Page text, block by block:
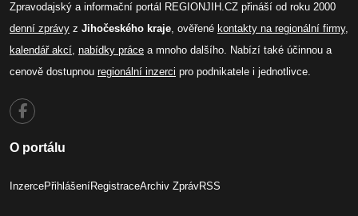
Zpravodajský a informační portál REGIONJIH.CZ přináší od roku 2000
denní zprávy z Jihočeského kraje, ověřené kontakty na regionální firmy,
kalendář akcí, nabídky práce a mnoho dalšího. Nabízí také účinnou a
cenově dostupnou regionální inzerci pro podnikatele i jednotlivce.
O portálu
InzercePřihlášeníRegistraceArchiv ZprávRSS